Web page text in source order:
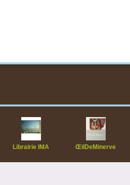
Librairie IMA ŒilDeMinerve